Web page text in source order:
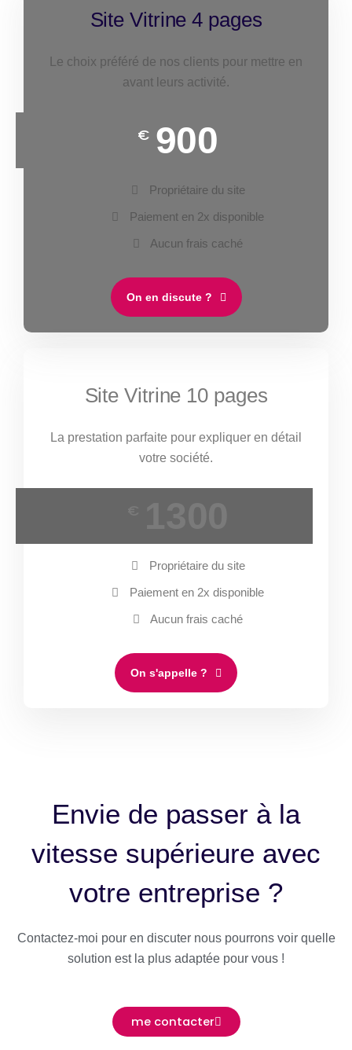
Site Vitrine 4 pages
Le choix préféré de nos clients pour mettre en
avant leurs activité.
€ 900
Propriétaire du site
Paiement en 2x disponible
Aucun frais caché
On en discute ?
Site Vitrine 10 pages
La prestation parfaite pour expliquer en détail
votre société.
Propriétaire du site
Paiement en 2x disponible
Aucun frais caché
On s'appelle ?
Envie de passer à la
vitesse supérieure avec
votre entreprise ?
Contactez-moi pour en discuter nous pourrons voir quelle
solution est la plus adaptée pour vous !
me contacter